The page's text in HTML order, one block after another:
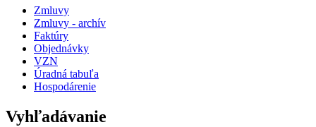
Zmluvy
Zmluvy - archív
Faktúry
Objednávky
VZN
Úradná tabuľa
Hospodárenie
Vyhľadávanie